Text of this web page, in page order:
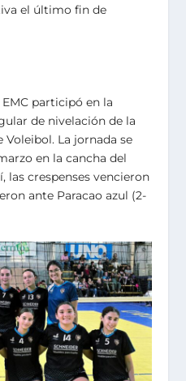
el último fin de
EMC participó en la
de nivelación de la
Voleibol. La jornada se
en la cancha del
las crespenses vencieron
ante Paracao azul (2-